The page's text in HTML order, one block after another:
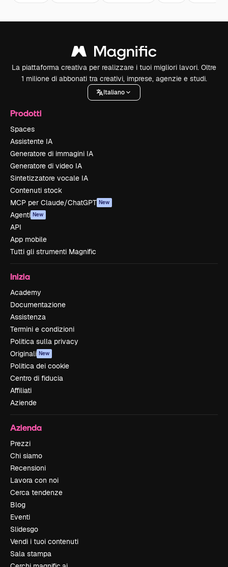
La piattaforma creativa per realizzare i tuoi migliori lavori. Oltre
1 milione di abbonati tra creativi, imprese, agenzie e studi.
Italiano
Prodotti
Spaces
Assistente IA
Generatore di immagini IA
Generatore di video IA
Sintetizzatore vocale IA
Contenuti stock
MCP per Claude/ChatGPT New
Agenti New
API
App mobile
Tutti gli strumenti Magnific
Inizia
Academy
Documentazione
Assistenza
Termini e condizioni
Politica sulla privacy
Originali New
Politica dei cookie
Centro di fiducia
Affiliati
Aziende
Azienda
Prezzi
Chi siamo
Recensioni
Lavora con noi
Cerca tendenze
Blog
Eventi
Slidesgo
Vendi i tuoi contenuti
Sala stampa